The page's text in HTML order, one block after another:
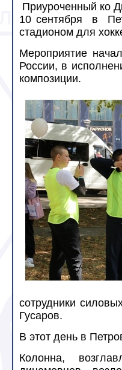
Приуроченный ко
10 сентября
в
стадионом для
Мероприятие
России, в
композиции.
сотрудники
Гусаров.
В этот день в
Колонна,